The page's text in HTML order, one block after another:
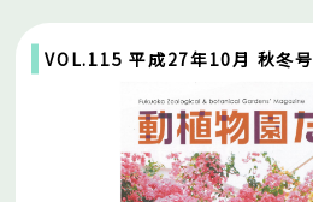
VOL.115 平成27年10月 秋冬号